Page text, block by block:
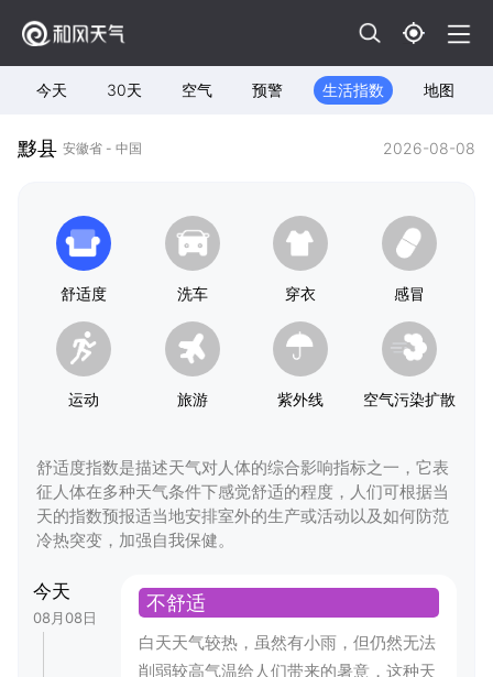
今天 30天 空气 预警 生活指数 地图
黟县 安徽省 - 中国 2026-08-08
舒适度 洗车 穿衣 感冒
运动 旅游 紫外线 空气污染扩散
舒适度指数是描述天气对人体的综合影响指标之一，它表
征人体在多种天气条件下感觉舒适的程度，人们可根据当
天的指数预报适当地安排室外的生产或活动以及如何防范
冷热突变，加强自我保健。
今天
08月08日
不舒适
白天天气较热，虽然有小雨，但仍然无法
削弱较高气温给人们带来的暑意，这种天